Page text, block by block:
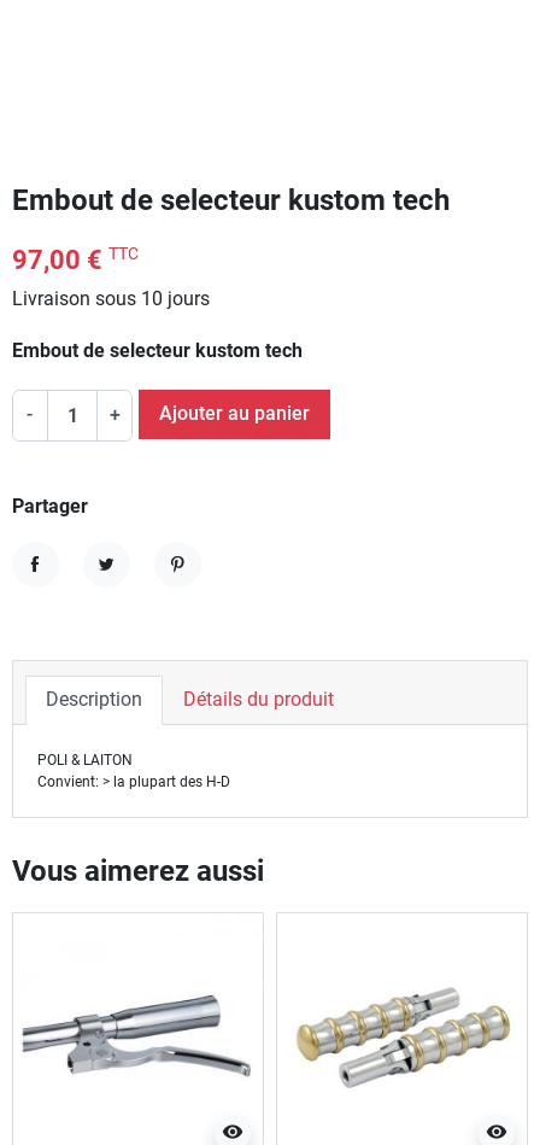
Embout de selecteur kustom tech
97,00 € TTC
Livraison sous 10 jours
Embout de selecteur kustom tech
- + Ajouter au panier
Partager
Description Détails du produit
POLI & LAITON
Convient: > la plupart des H-D
Vous aimerez aussi
visibility visibility